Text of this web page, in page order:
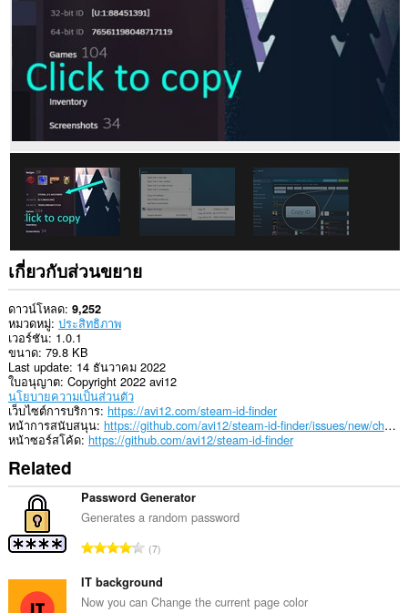
เกี่ยวกับส่วนขยาย
ดาวน์โหลด 9,252
หมวดหมู่ ประสิทธิภาพ
เวอร์ชัน 1.0.1
ขนาด 79.8 KB
Last update 14 ธันวาคม 2022
ใบอนุญาต Copyright 2022 avi12
นโยบายความเป็นส่วนตัว
เว็บไซต์การบริการ https://avi12.com/steam-id-finder
หน้าการสนับสนุน
https://github.com/avi12/steam-id-finder/issues/new/choose
หน้าซอร์สโค้ด https://github.com/avi12/steam-id-finder
Related
Password Generator
Generates a random password
จำ
ว
น
7
IT background
Now you can Change the current page color